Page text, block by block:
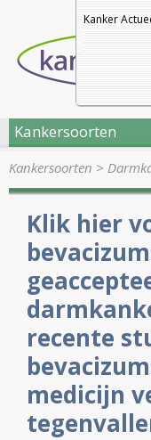
Kanker
Kankersoorten
Kankersoorten >
Klik hier
recente
medicijn